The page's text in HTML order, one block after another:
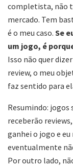
completista, não
mercado. Tem
é o meu caso. Se
um jogo, é
Isso não quer
review, o meu
faz sentido para
Resumindo: jogos
receberão
ganhei o jogo e
eventualmente
Por outro lado,